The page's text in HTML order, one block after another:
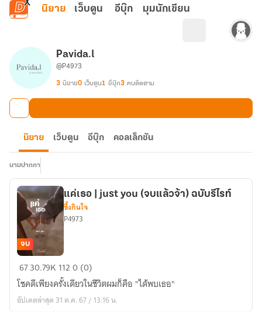
ข้ามไปยังเนื้อหาหลัก
นิยาย เว็บตูน อีบุ๊ก มุมนักเขียน
Pavida.l
@P4973
3 นิยาย0 เว็บตูน1 อีบุ๊ก3 คนติดตาม
นิยาย เว็บตูน อีบุ๊ก คอลเล็กชัน
นามปากกา
แค่
เธอ
|
just
จบ
แค่เธอ | just you (จบแล้วจ้า) ฉบับรีไรท์
ซึ้งกินใจ
P4973
6730.79K 1120 (0)
โชคดีเพียงครั้งเดียวในชีวิตผมก็คือ "ได้พบเธอ"
อัปเดตล่าสุด 31 ต.ค. 67 / 13:16 น.